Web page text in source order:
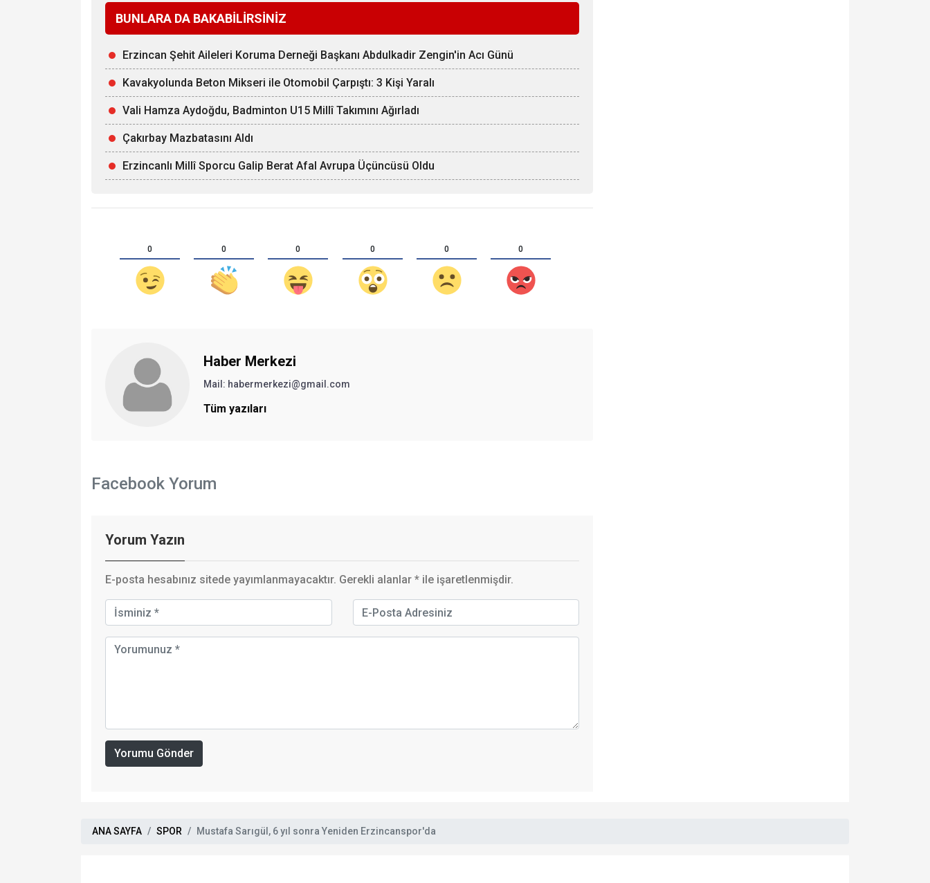
BUNLARA DA BAKABİLİRSİNİZ
Erzincan Şehit Aileleri Koruma Derneği Başkanı Abdulkadir Zengin'in Acı Günü
Kavakyolunda Beton Mikseri ile Otomobil Çarpıştı: 3 Kişi Yaralı
Vali Hamza Aydoğdu, Badminton U15 Millî Takımını Ağırladı
Çakırbay Mazbatasını Aldı
Erzincanlı Millî Sporcu Galip Berat Afal Avrupa Üçüncüsü Oldu
0 0 0 0 0 0
Haber Merkezi
Mail: habermerkezi@gmail.com
Tüm yazıları
Facebook Yorum
Yorum Yazın
E-posta hesabınız sitede yayımlanmayacaktır. Gerekli alanlar * ile işaretlenmişdir.
Yorumu Gönder
ANA SAYFA SPOR Mustafa Sarıgül, 6 yıl sonra Yeniden Erzincanspor'da